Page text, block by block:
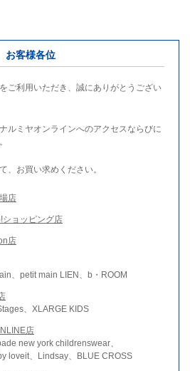
お客様各位
ご利用いただき、誠にありがとうござい
ルミヤオンラインへのアクセスならびに
、お買い求めください。
店
ショッピング店
店
、petit main LIEN、b・ROOM
、XLARGE KIDS
店
new york childrenswear、
loveit、Lindsay、BLUE CROSS